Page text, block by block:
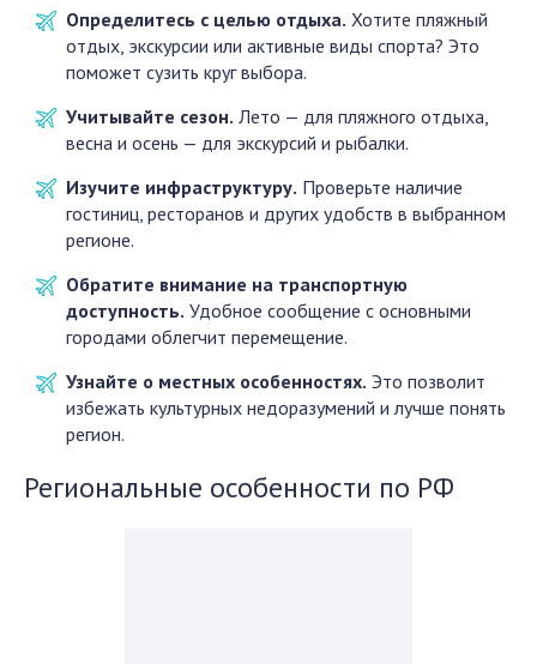
Определитесь с целью отдыха. Хотите пляжный
отдых, экскурсии или активные виды спорта? Это
поможет сузить круг выбора.
Учитывайте сезон. Лето — для пляжного отдыха,
весна и осень — для экскурсий и рыбалки.
Изучите инфраструктуру. Проверьте наличие
гостиниц, ресторанов и других удобств в выбранном
регионе.
Обратите внимание на транспортную
доступность. Удобное сообщение с основными
городами облегчит перемещение.
Узнайте о местных особенностях. Это позволит
избежать культурных недоразумений и лучше понять
регион.
Региональные особенности по РФ